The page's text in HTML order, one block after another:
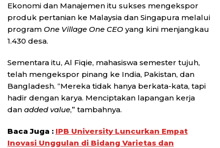
Ekonomi dan Manajemen itu sukses mengekspor
produk pertanian ke Malaysia dan Singapura melalui
program One Village One CEO yang kini menjangkau
1.430 desa.
Sementara itu, Al Fiqie, mahasiswa semester tujuh,
telah mengekspor pinang ke India, Pakistan, dan
Bangladesh. “Mereka tidak hanya berkata-kata, tapi
hadir dengan karya. Menciptakan lapangan kerja
dan added value,” tambahnya.
Baca Juga : IPB University Luncurkan Empat
Inovasi Unggulan di Bidang Varietas dan